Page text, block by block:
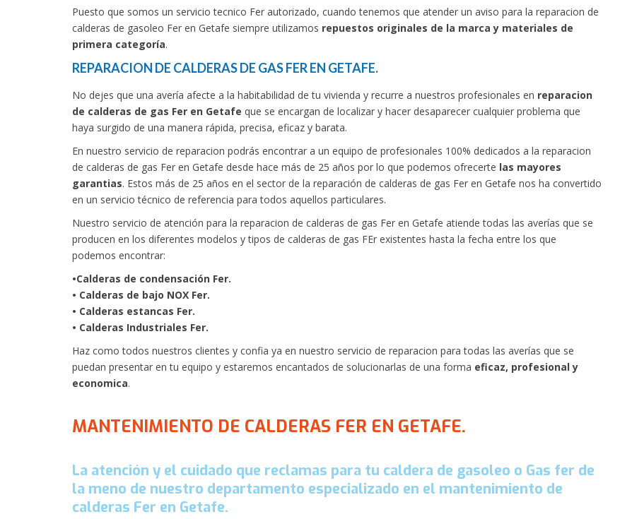
Puesto que somos un servicio tecnico Fer autorizado, cuando tenemos que atender un aviso para la reparacion de
calderas de gasoleo Fer en Getafe siempre utilizamos repuestos originales de la marca y materiales de
primera categoría.
REPARACION DE CALDERAS DE GAS FER EN GETAFE.
No dejes que una avería afecte a la habitabilidad de tu vivienda y recurre a nuestros profesionales en reparacion
de calderas de gas Fer en Getafe que se encargan de localizar y hacer desaparecer cualquier problema que
haya surgido de una manera rápida, precisa, eficaz y barata.
En nuestro servicio de reparacion podrás encontrar a un equipo de profesionales 100% dedicados a la reparacion
de calderas de gas Fer en Getafe desde hace más de 25 años por lo que podemos ofrecerte las mayores
garantias. Estos más de 25 años en el sector de la reparación de calderas de gas Fer en Getafe nos ha convertido
en un servicio técnico de referencia para todos aquellos particulares.
Nuestro servicio de atención para la reparacion de calderas de gas Fer en Getafe atiende todas las averías que se
producen en los diferentes modelos y tipos de calderas de gas FEr existentes hasta la fecha entre los que
podemos encontrar:
•Calderas de condensación Fer.
• Calderas de bajo NOX Fer.
• Calderas estancas Fer.
• Calderas Industriales Fer.
Haz como todos nuestros clientes y confia ya en nuestro servicio de reparacion para todas las averías que se
puedan presentar en tu equipo y estaremos encantados de solucionarlas de una forma eficaz, profesional y
economica.
MANTENIMIENTO DE CALDERAS FER EN GETAFE.
La atención y el cuidado que reclamas para tu caldera de gasoleo o Gas fer de
la meno de nuestro departamento especializado en el mantenimiento de
calderas Fer en Getafe.